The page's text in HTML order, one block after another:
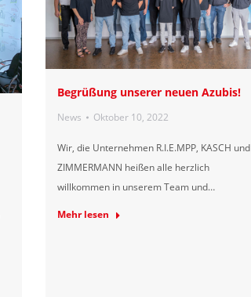
Begrüßung unserer neuen Azubis!
News Oktober 10, 2022
Wir, die Unternehmen R.I.E.MPP, KASCH und
ZIMMERMANN heißen alle herzlich
willkommen in unserem Team und…
Mehr lesen